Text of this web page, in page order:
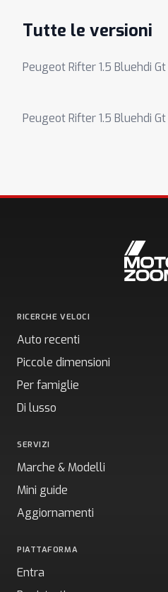
Tutte le versioni
Peugeot Rifter 1.5 Bluehdi
Peugeot Rifter 1.5 Bluehdi
RICERCHE VELOCI
Auto recenti
Piccole dimensioni
Per famiglie
Di lusso
SERVIZI
Marche & Modelli
Mini guide
Aggiornamenti
PIATTAFORMA
Entra